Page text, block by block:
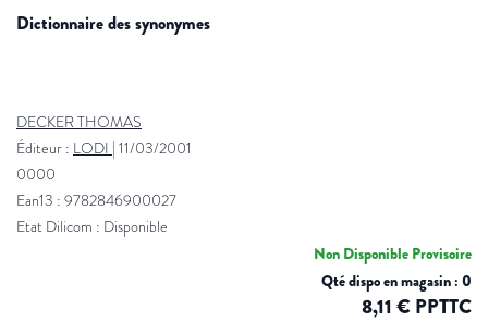
dictionnaire des synonymes
DECKER THOMAS
Éditeur : LODI | 11/03/2001
0000
Ean13 : 9782846900027
Etat Dilicom : Disponible
Non Disponible Provisoire
Qté dispo en magasin : 0
8,11 € PPTTC